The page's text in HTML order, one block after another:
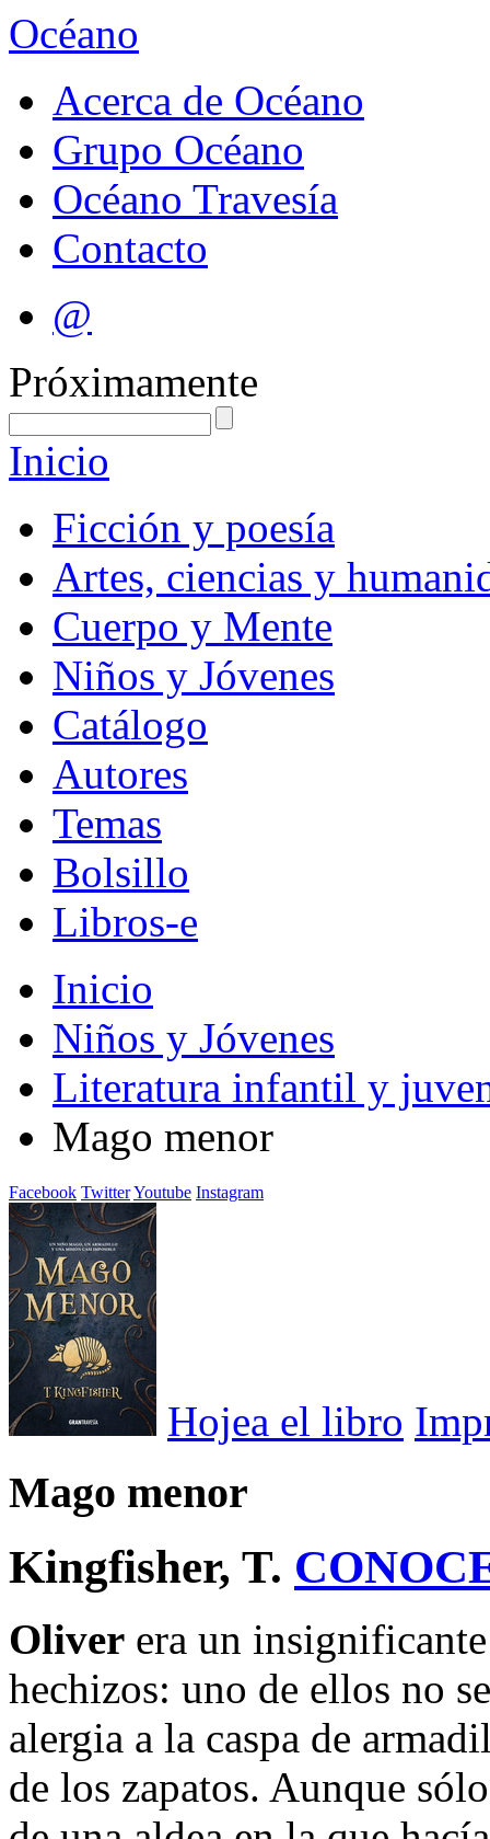
Océano
Acerca de Océano
Grupo Océano
Océano Travesía
Contacto
@
Próximamente
Inicio
Ficción y poesía
Artes, ciencias y
Cuerpo y Mente
Niños y Jóvenes
Catálogo
Autores
Temas
Bolsillo
Libros-e
Inicio
Niños y Jóvenes
Literatura infantil y
Mago menor
Facebook TwitterYoutube Instagram
Hojea el libro
Mago menor
Kingfisher, T.
Oliver era un
hechizos: uno de ellos no
alergia a la caspa de
de los zapatos. Aunque